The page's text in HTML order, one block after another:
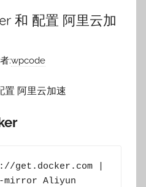
和 配置 阿里云加
:wpcode
置 阿里云加速
get.docker.com |
mirror Aliyun